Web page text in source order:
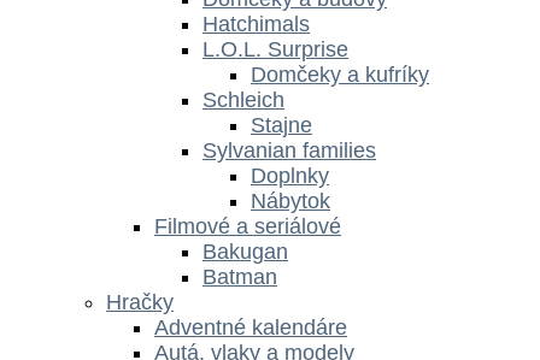
Hatchimals
L.O.L. Surprise
Domčeky a kufríky
Schleich
Stajne
Sylvanian families
Doplnky
Nábytok
Filmové a seriálové
Bakugan
Batman
Hračky
Adventné kalendáre
Autá, vlaky a modely